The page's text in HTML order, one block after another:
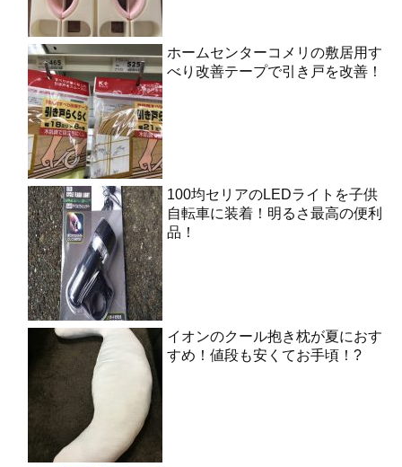
ホームセンターコメリの敷居用す
べり改善テープで引き戸を改善！
100均セリアのLEDライトを子供
自転車に装着！明るさ最高の便利
品！
イオンのクール抱き枕が夏におす
すめ！値段も安くてお手頃！?